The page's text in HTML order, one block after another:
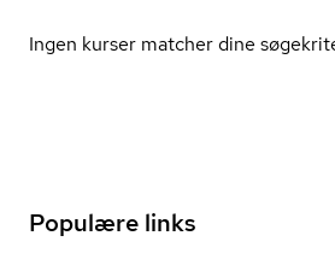
Ingen kurser matcher dine
Populære links